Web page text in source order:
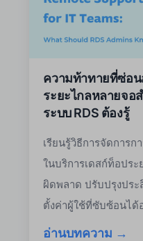
ความท้าทายที่ซ่อ
ระยะไกลหลายจอ
ระบบ RDS ต้องรู้
เรียนรู้วิธีการจัดการ
ในบริการเดสก์ท็อประ
ผิดพลาด ปรับปรุงปร
ตั้งค่าผู้ใช้ที่ซับซ้อนได้
อ่านบทความ →